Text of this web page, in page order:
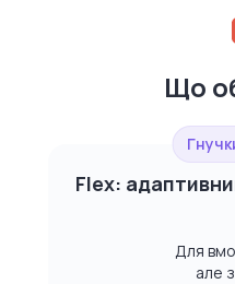
Що
Flex:
Для
але